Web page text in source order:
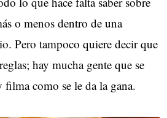
o menos dentro de una
Pero tampoco quiere decir que
hay mucha gente que se
como se le da la gana.